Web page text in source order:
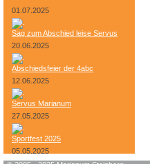
01.07.2025
Sag zum Abschied leise Servus
20.06.2025
Abschiedsfeier der 4abc
12.06.2025
Servus Marianum
27.05.2025
Sportfest 2025
05.05.2025